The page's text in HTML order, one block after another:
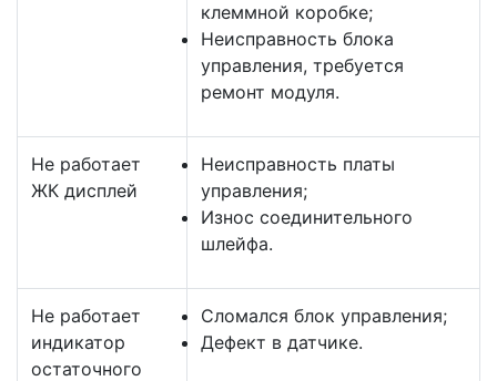
клеммной коробке;
Неисправность блока
управления, требуется
ремонт модуля.
Не работает
ЖК дисплей
Неисправность платы
управления;
Износ соединительного
шлейфа.
Не работает
индикатор
остаточного
Сломался блок управления;
Дефект в датчике.